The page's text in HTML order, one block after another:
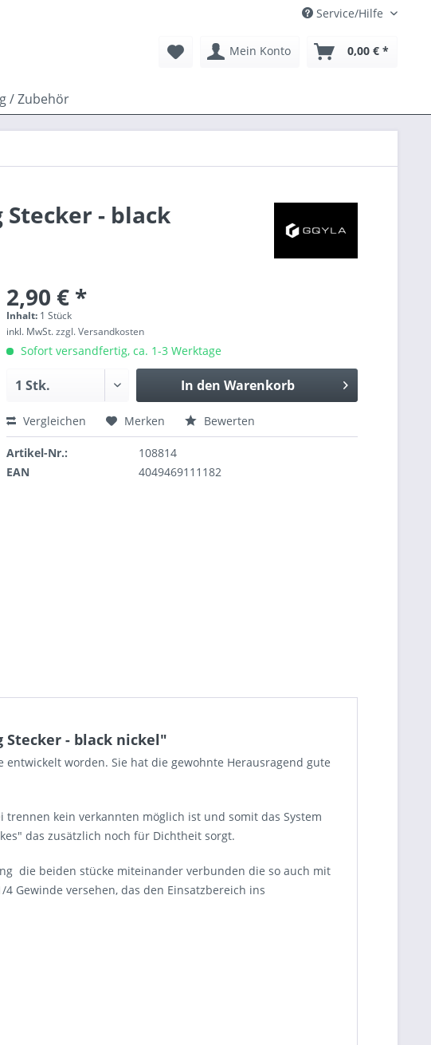
Service/Hilfe
Mein Konto 0,00 € *
/ Zubehör
- black
2,90 € *
Inhalt: 1 Stück
inkl. MwSt.zzgl. Versandkosten
Sofort versandfertig, ca. 1-3 Werktage
In den Warenkorb
Vergleichen Merken Bewerten
Artikel-Nr.:
108814
EAN
4049469111182
- black nickel"
worden. Sie hat die gewohnte Herausragend gute
kein verkannten möglich ist und somit das System
das zusätzlich noch für Dichtheit sorgt.
die beiden stücke miteinander verbunden die so auch mit
Gewinde versehen, das den Einsatzbereich ins